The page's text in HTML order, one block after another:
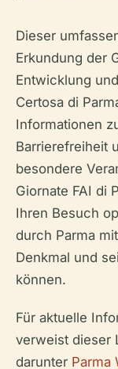
Dieser
Erkundung der
Entwicklung
Certosa di
Informationen
Barrierefreiheit
besondere
Giornate FAI di
Ihren Besuch
durch Parma
Denkmal und
können.
Für aktuelle
verweist dieser
darunter Parma